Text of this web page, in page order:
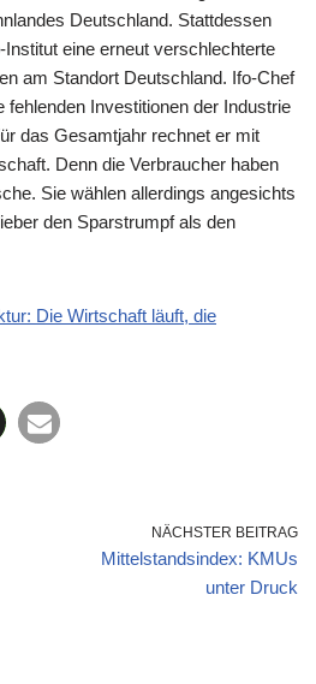
Deutschland. Stattdessen
eine erneut verschlechterte
am Standort Deutschland. Ifo-Chef
Investitionen der Industrie
das Gesamtjahr rechnet er mit
Denn die Verbraucher haben
Sie wählen allerdings angesichts
den Sparstrumpf als den
Die Wirtschaft läuft, die
NÄCHSTER BEITRAG
Mittelstandsindex: KMUs
unter Druck